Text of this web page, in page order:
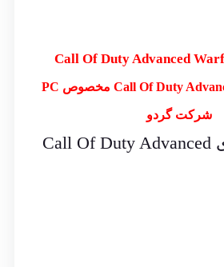
Call Of Duty Advanced
بازی Call Of Duty Advanced Warfare مخصوص PC
شرکت گردو
مشخصات بازی Call Of Duty Advanced